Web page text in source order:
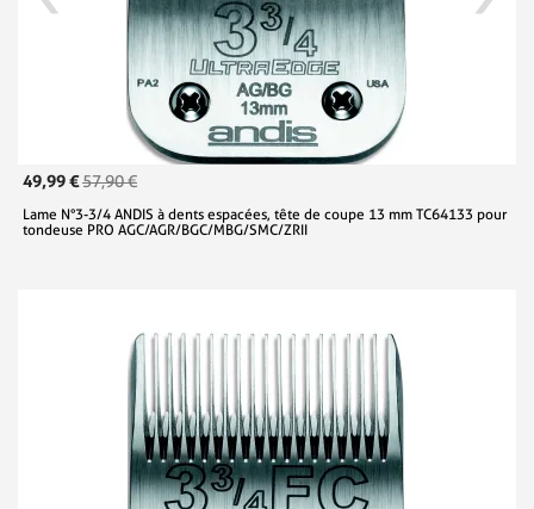
49,99 €57,90 €
Lame N°3-3/4 ANDIS à dents espacées, tête de coupe 13 mm TC64133 pour
tondeuse PRO AGC/AGR/BGC/MBG/SMC/ZRII